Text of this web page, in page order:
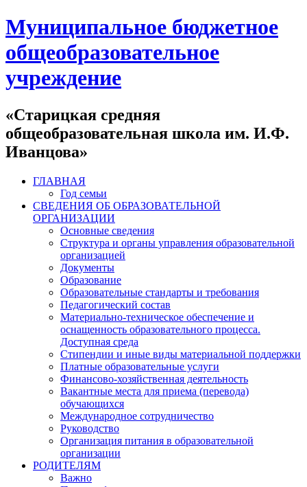
Муниципальное бюджетное
общеобразовательное
учреждение
«Старицкая средняя
общеобразовательная школа им. И.Ф.
Иванцова»
ГЛАВНАЯ
Год семьи
СВЕДЕНИЯ ОБ ОБРАЗОВАТЕЛЬНОЙ
ОРГАНИЗАЦИИ
Основные сведения
Структура и органы управления образовательной
организацией
Документы
Образование
Образовательные стандарты и требования
Педагогический состав
Материально-техническое обеспечение и
оснащенность образовательного процесса.
Доступная среда
Стипендии и иные виды материальной поддержки
Платные образовательные услуги
Финансово-хозяйственная деятельность
Вакантные места для приема (перевода)
обучающихся
Международное сотрудничество
Руководство
Организация питания в образовательной
организации
РОДИТЕЛЯМ
Важно